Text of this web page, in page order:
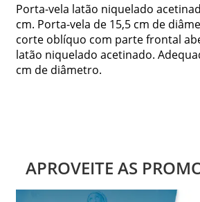
Porta-vela latão niquelado
cm. Porta-vela de 15,5 cm de
corte oblíquo com parte frontal
latão niquelado acetinado.
cm de diâmetro.
APROVEITE AS